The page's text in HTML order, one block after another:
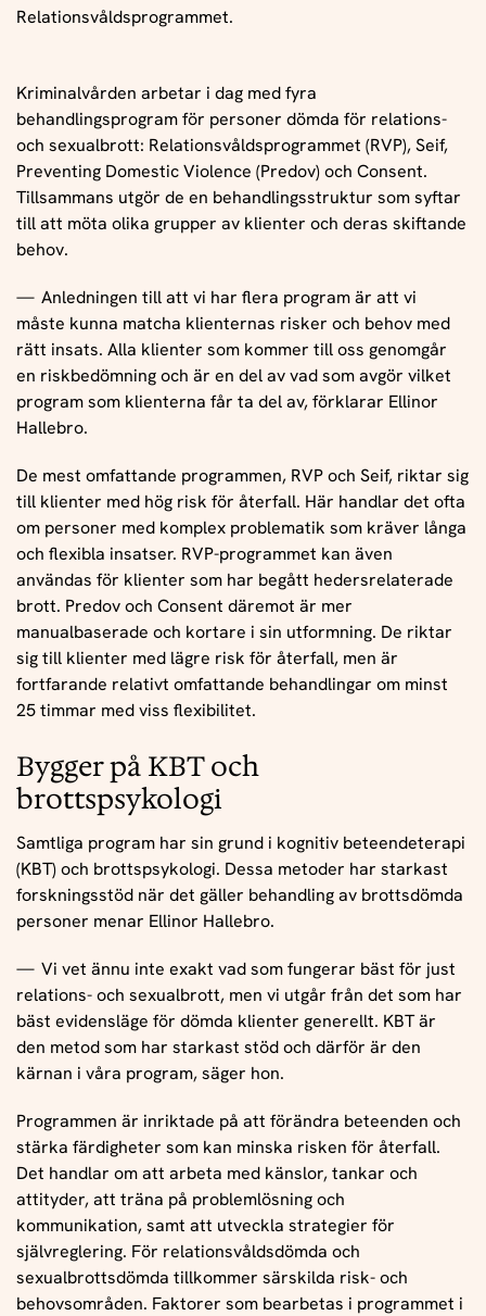
Relationsvåldsprogrammet.
Kriminalvården arbetar i dag med fyra
behandlingsprogram för personer dömda för relations-
och sexualbrott: Relationsvåldsprogrammet (RVP), Seif,
Preventing Domestic Violence (Predov) och Consent.
Tillsammans utgör de en behandlingsstruktur som syftar
till att möta olika grupper av klienter och deras skiftande
behov.
Anledningen till att vi har flera program är att vi
måste kunna matcha klienternas risker och behov med
rätt insats. Alla klienter som kommer till oss genomgår
en riskbedömning och är en del av vad som avgör vilket
program som klienterna får ta del av, förklarar Ellinor
Hallebro.
De mest omfattande programmen, RVP och Seif, riktar sig
till klienter med hög risk för återfall. Här handlar det ofta
om personer med komplex problematik som kräver långa
och flexibla insatser. RVP-programmet kan även
användas för klienter som har begått hedersrelaterade
brott. Predov och Consent däremot är mer
manualbaserade och kortare i sin utformning. De riktar
sig till klienter med lägre risk för återfall, men är
fortfarande relativt omfattande behandlingar om minst
25 timmar med viss flexibilitet.
Bygger på KBT och
brottspsykologi
Samtliga program har sin grund i kognitiv beteendeterapi
(KBT) och brottspsykologi. Dessa metoder har starkast
forskningsstöd när det gäller behandling av brottsdömda
personer menar Ellinor Hallebro.
Vi vet ännu inte exakt vad som fungerar bäst för just
relations- och sexualbrott, men vi utgår från det som har
bäst evidensläge för dömda klienter generellt. KBT är
den metod som har starkast stöd och därför är den
kärnan i våra program, säger hon.
Programmen är inriktade på att förändra beteenden och
stärka färdigheter som kan minska risken för återfall.
Det handlar om att arbeta med känslor, tankar och
attityder, att träna på problemlösning och
kommunikation, samt att utveckla strategier för
självreglering. För relationsvåldsdömda och
sexualbrottsdömda tillkommer särskilda risk- och
behovsområden. Faktorer som bearbetas i programmet i